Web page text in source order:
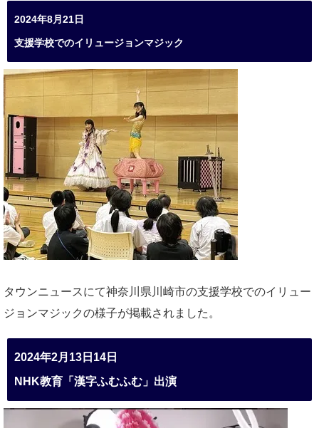
2024年8月21日
支援学校でのイリュージョンマジック
タウンニュースにて神奈川県川崎市の支援学校でのイリュー
ジョンマジックの様子が掲載されました。
2024年2月13日14日
NHK教育「漢字ふむふむ」出演